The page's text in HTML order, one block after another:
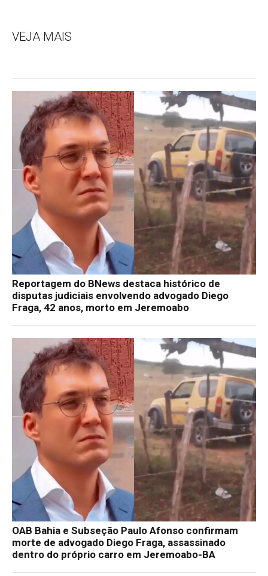
VEJA MAIS
Reportagem do BNews destaca histórico de
disputas judiciais envolvendo advogado Diego
Fraga, 42 anos, morto em Jeremoabo
OAB Bahia e Subseção Paulo Afonso confirmam
morte de advogado Diego Fraga, assassinado
dentro do próprio carro em Jeremoabo-BA